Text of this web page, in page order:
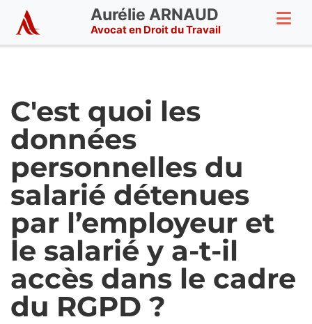
Aurélie ARNAUD
Avocat en Droit du Travail
C'est quoi les
données
personnelles du
salarié détenues
par l’employeur et
le salarié y a-t-il
accès dans le cadre
du RGPD ?